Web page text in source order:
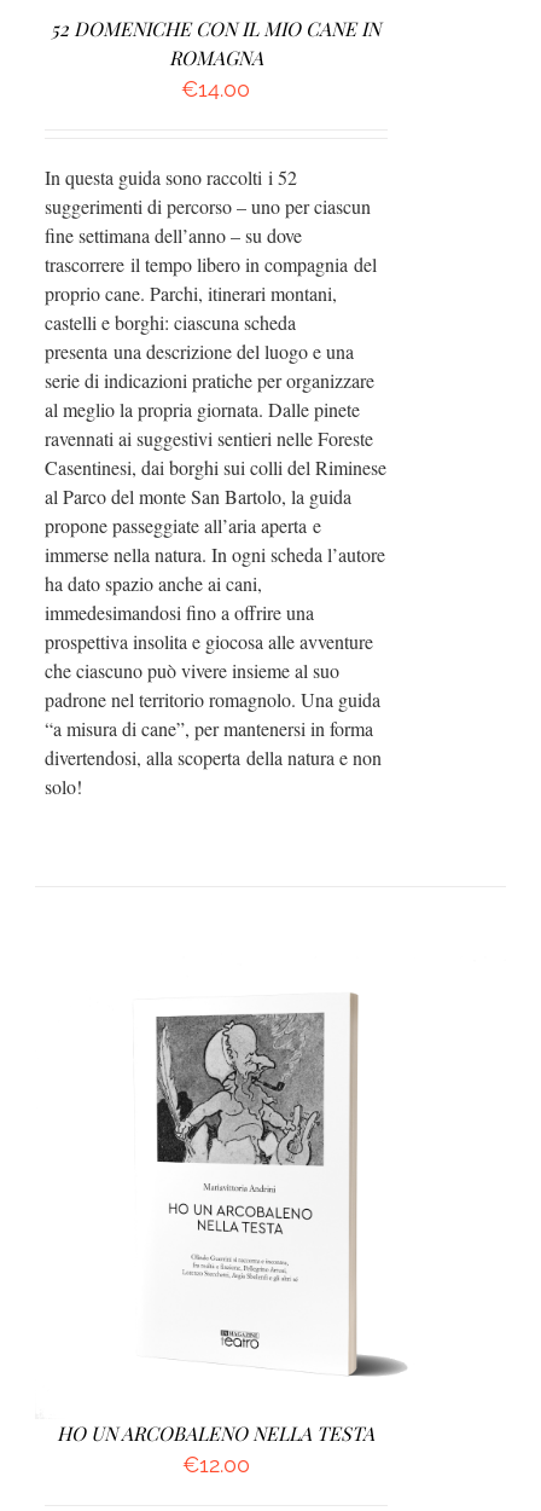
52 DOMENICHE CON IL MIO CANE IN
ROMAGNA
€14.00
In questa guida sono raccolti i 52
suggerimenti di percorso – uno per ciascun
fine settimana dell’anno – su dove
trascorrere il tempo libero in compagnia del
proprio cane. Parchi, itinerari montani,
castelli e borghi: ciascuna scheda
presenta una descrizione del luogo e una
serie di indicazioni pratiche per organizzare
al meglio la propria giornata. Dalle pinete
ravennati ai suggestivi sentieri nelle Foreste
Casentinesi, dai borghi sui colli del Riminese
al Parco del monte San Bartolo, la guida
propone passeggiate all’aria aperta e
immerse nella natura. In ogni scheda l’autore
ha dato spazio anche ai cani,
immedesimandosi fino a offrire una
prospettiva insolita e giocosa alle avventure
che ciascuno può vivere insieme al suo
padrone nel territorio romagnolo. Una guida
“a misura di cane”, per mantenersi in forma
divertendosi, alla scoperta della natura e non
solo!
AGGIUNGI AL CARRELLO
HO UN ARCOBALENO NELLA TESTA
€12.00